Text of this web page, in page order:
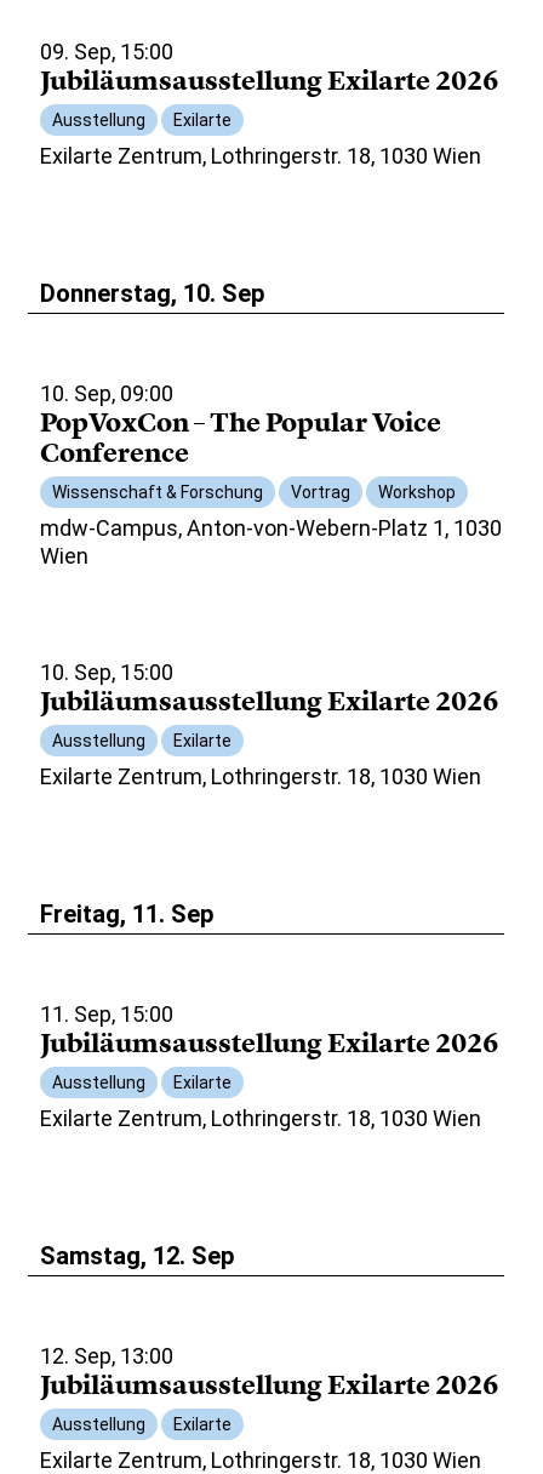
09. Sep, 15:00
Jubiläumsausstellung Exilarte 2026
Ausstellung Exilarte
Exilarte Zentrum, Lothringerstr. 18, 1030 Wien
Donnerstag, 10. Sep
10. Sep, 09:00
PopVoxCon – The Popular Voice
Conference
Wissenschaft & Forschung Vortrag Workshop
mdw-Campus, Anton-von-Webern-Platz 1, 1030
Wien
10. Sep, 15:00
Jubiläumsausstellung Exilarte 2026
Ausstellung Exilarte
Exilarte Zentrum, Lothringerstr. 18, 1030 Wien
Freitag, 11. Sep
11. Sep, 15:00
Jubiläumsausstellung Exilarte 2026
Ausstellung Exilarte
Exilarte Zentrum, Lothringerstr. 18, 1030 Wien
Samstag, 12. Sep
12. Sep, 13:00
Jubiläumsausstellung Exilarte 2026
Ausstellung Exilarte
Exilarte Zentrum, Lothringerstr. 18, 1030 Wien